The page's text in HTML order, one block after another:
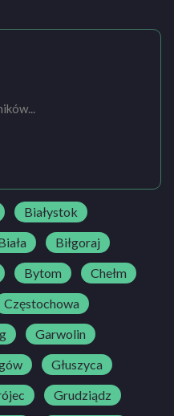
Białystok
Biłgoraj
Bytom
Chełm
Częstochowa
Garwolin
Głuszyca
Grudziądz